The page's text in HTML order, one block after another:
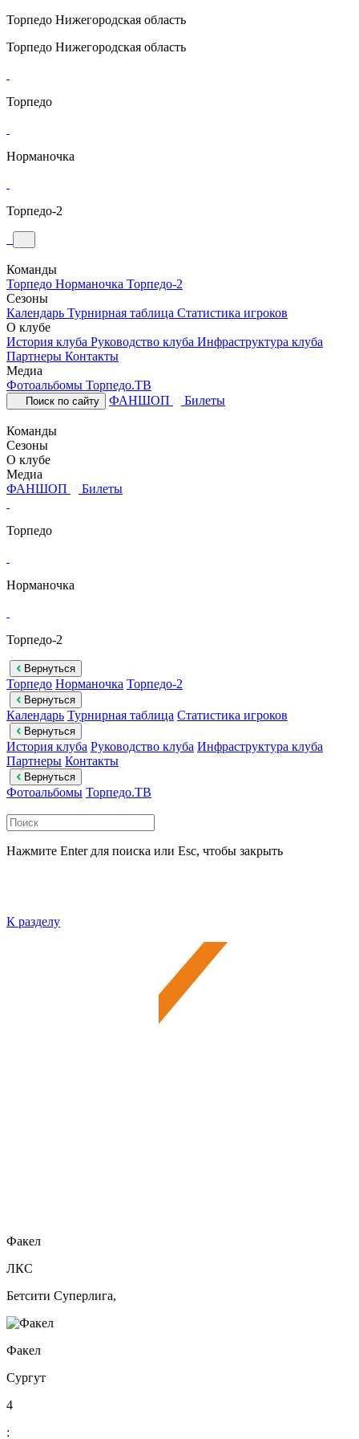
Торпедо Нижегородская область
Торпедо Нижегородская область
Торпедо
Норманочка
Торпедо-2
Команды
Торпедо Норманочка Торпедо-2
Сезоны
Календарь Турнирная таблица Статистика игроков
О клубе
История клуба Руководство клуба Инфраструктура клуба
Партнеры Контакты
Медиа
Фотоальбомы Торпедо.ТВ
Поиск по сайту ФАНШОП Билеты
Команды
Сезоны
О клубе
Медиа
ФАНШОП
Билеты
Торпедо
Норманочка
Торпедо-2
Вернуться
Торпедо Норманочка Торпедо-2
Вернуться
Календарь Турнирная таблица Статистика игроков
Вернуться
История клуба Руководство клуба Инфраструктура клуба
Партнеры Контакты
Вернуться
Фотоальбомы Торпедо.ТВ
Нажмите Enter для поиска или Esc, чтобы закрыть
К разделу
Факел
ЛКС
Бетсити Суперлига,
Факел
Сургут
4
: